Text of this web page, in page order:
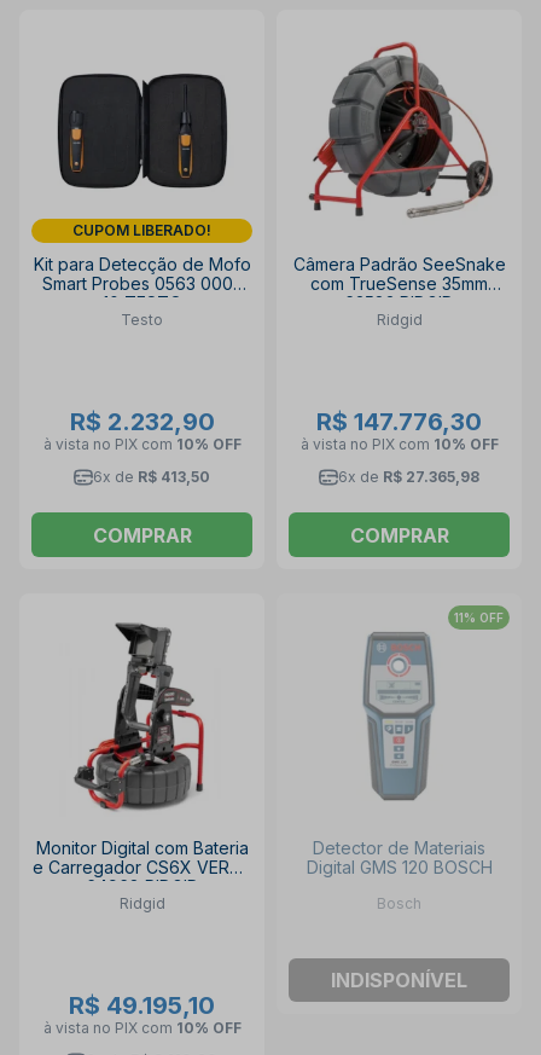
CUPOM LIBERADO!
Kit para Detecção de Mofo
Smart Probes 0563 0005
10 TESTO
Testo
R$ 2.232,90
à vista no PIX com 10% OFF
6x de R$ 413,50
COMPRAR
Câmera Padrão SeeSnake
com TrueSense 35mm
63583 RIDGID
Ridgid
R$ 147.776,30
à vista no PIX com 10% OFF
6x de R$ 27.365,98
COMPRAR
Monitor Digital com Bateria
e Carregador CS6X VERSA
64968 RIDGID
Ridgid
R$ 49.195,10
à vista no PIX com 10% OFF
11% OFF
Detector de Materiais
Digital GMS 120 BOSCH
Bosch
INDISPONÍVEL